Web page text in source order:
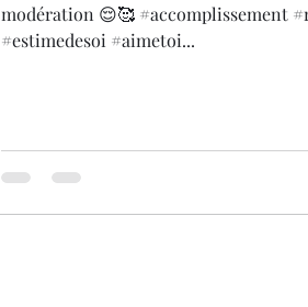
modération 😌🥰 #accomplissement
#estimedesoi #aimetoi...